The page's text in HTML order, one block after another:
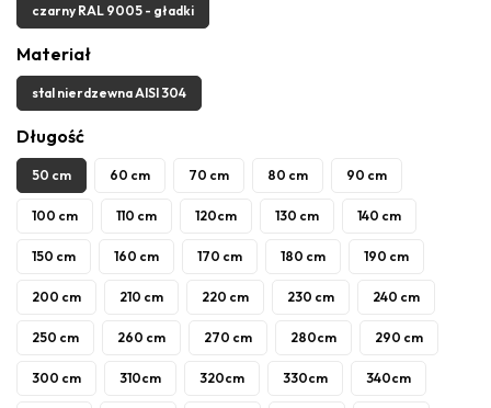
czarny RAL 9005 - gładki
Materiał
stal nierdzewna AISI 304
Długość
50 cm 60 cm 70 cm 80 cm 90 cm
100 cm 110 cm 120cm 130 cm 140 cm
150 cm 160 cm 170 cm 180 cm 190 cm
200 cm 210 cm 220 cm 230 cm 240 cm
250 cm 260 cm 270 cm 280cm 290 cm
300 cm 310cm 320cm 330cm 340cm